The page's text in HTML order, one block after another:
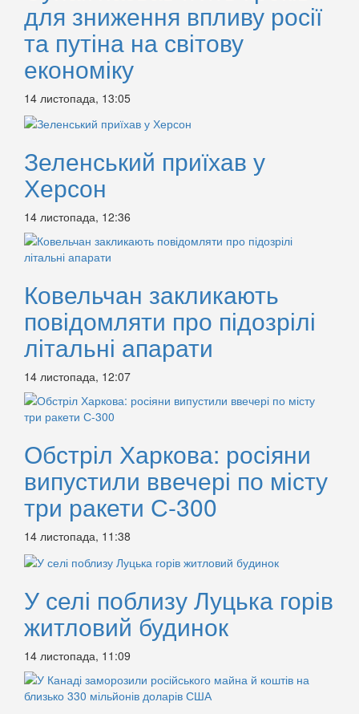
для зниження впливу росії
та путіна на світову
економіку
14 листопада, 13:05
Зеленський приїхав у
Херсон
14 листопада, 12:36
Ковельчан закликають
повідомляти про підозрілі
літальні апарати
14 листопада, 12:07
Обстріл Харкова: росіяни
випустили ввечері по місту
три ракети С-300
14 листопада, 11:38
У селі поблизу Луцька горів
житловий будинок
14 листопада, 11:09